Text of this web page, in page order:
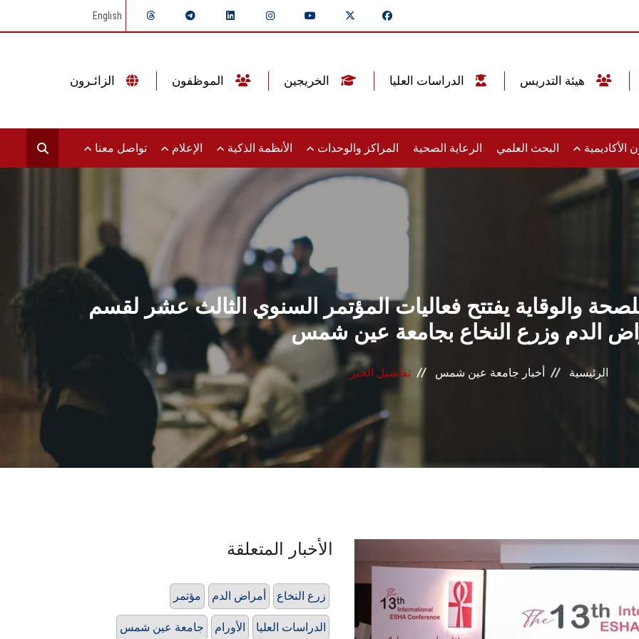
English
الأكاديمية البحث العلمي الرعاية الصحية المراكز والوحدات الأنظمة الذكية الإعلام تواصل معنا
والوقاية يفتتح فعاليات المؤتمر السنوي الثالث عشر لقسم
الدم وزرع النخاع بجامعة عين شمس
الرئيسية أخبار جامعة عين شمس تفاصيل الخبر
الأخبار المتعلقة
مؤتمر أمراض الدم زرع النخاع
جامعة عين شمس الأورام الدراسات العليا